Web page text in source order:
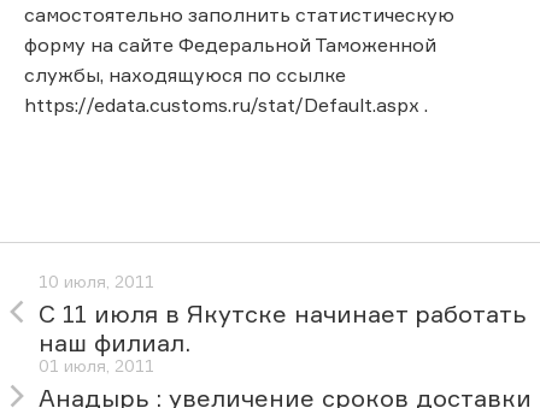
самостоятельно заполнить статистическую
форму на сайте Федеральной Таможенной
службы, находящуюся по ссылке
https://edata.customs.ru/stat/Default.aspx .
10 июля, 2011
С 11 июля в Якутске начинает работать
наш филиал.
01 июля, 2011
Анадырь : увеличение сроков доставки